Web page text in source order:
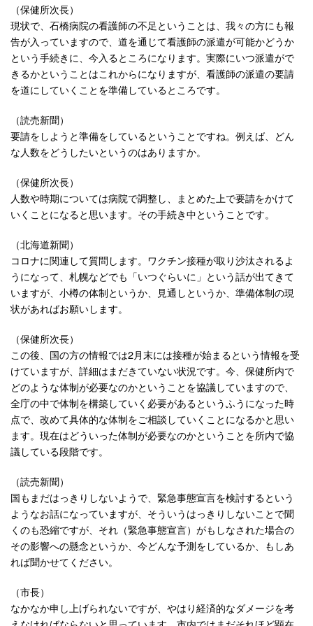
（保健所次長）
現状で、石橋病院の看護師の不足ということは、我々の方にも報
告が入っていますので、道を通じて看護師の派遣が可能かどうか
という手続きに、今入るところになります。実際にいつ派遣がで
きるかということはこれからになりますが、看護師の派遣の要請
を道にしていくことを準備しているところです。
（読売新聞）
要請をしようと準備をしているということですね。例えば、どん
な人数をどうしたいというのはありますか。
（保健所次長）
人数や時期については病院で調整し、まとめた上で要請をかけて
いくことになると思います。その手続き中ということです。
（北海道新聞）
コロナに関連して質問します。ワクチン接種が取り沙汰されるよ
うになって、札幌などでも「いつぐらいに」という話が出てきて
いますが、小樽の体制というか、見通しというか、準備体制の現
状があればお願いします。
（保健所次長）
この後、国の方の情報では2月末には接種が始まるという情報を受
けていますが、詳細はまだきていない状況です。今、保健所内で
どのような体制が必要なのかということを協議していますので、
全庁の中で体制を構築していく必要があるというふうになった時
点で、改めて具体的な体制をご相談していくことになるかと思い
ます。現在はどういった体制が必要なのかということを所内で協
議している段階です。
（読売新聞）
国もまだはっきりしないようで、緊急事態宣言を検討するという
ようなお話になっていますが、そういうはっきりしないことで聞
くのも恐縮ですが、それ（緊急事態宣言）がもしなされた場合の
その影響への懸念というか、今どんな予測をしているか、もしあ
れば聞かせてください。
（市長）
なかなか申し上げられないですが、やはり経済的なダメージを考